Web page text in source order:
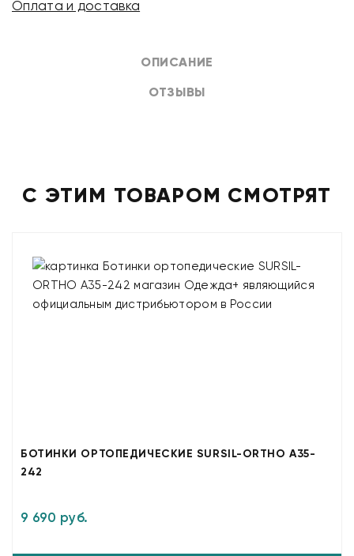
ОПИСАНИЕ
ОТЗЫВЫ
Оплата и доставка
С ЭТИМ ТОВАРОМ СМОТРЯТ
БОТИНКИ ОРТОПЕДИЧЕСКИЕ SURSIL-ORTHO A35-
242
9 690 руб.